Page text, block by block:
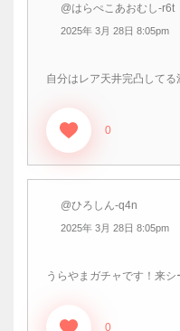
@はらぺこあおむし-r6t
2025年 3月 28日 8:05pm
自分はレア天井完凸して
0
@ひろしん-q4n
2025年 3月 28日 8:05pm
うらやまガチャです！来
0